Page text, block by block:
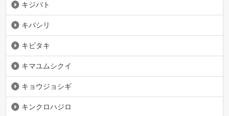
キジバト
キバシリ
キビタキ
キマユムシクイ
キョウジョシギ
キンクロハジロ